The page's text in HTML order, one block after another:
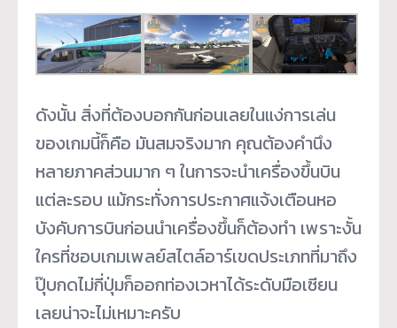
ดังนั้น สิ่งที่ต้องบอกกันก่อนเลยในแง่การเล่น
ของเกมนี้ก็คือ มันสมจริงมาก คุณต้องคำนึง
หลายภาคส่วนมาก ๆ ในการจะนำเครื่องขึ้นบิน
แต่ละรอบ แม้กระทั่งการประกาศแจ้งเตือนหอ
บังคับการบินก่อนนำเครื่องขึ้นก็ต้องทำ เพราะงั้น
ใครที่ชอบเกมเพลย์สไตล์อาร์เขดประเภทที่มาถึง
ปุ๊บกดไม่กี่ปุ่มก็ออกท่องเวหาได้ระดับมือเซียน
เลยน่าจะไม่เหมาะครับ